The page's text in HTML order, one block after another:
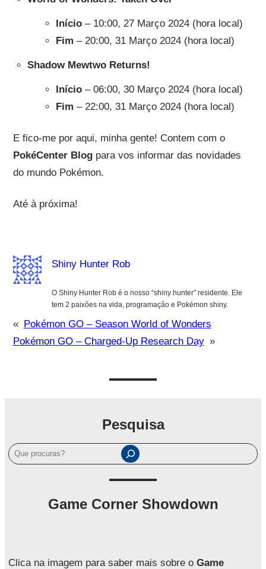
Início– 10:00, 27 Março 2024 (hora local)
Fim – 20:00, 31 Março 2024 (hora local)
Shadow Mewtwo Returns!
Início– 06:00, 30 Março 2024 (hora local)
Fim – 22:00, 31 Março 2024 (hora local)
E fico-me por aqui, minha gente! Contem com o
PokéCenter Blogpara vos informar das novidades
do mundo Pokémon.
Até à próxima!
Shiny Hunter Rob
O Shiny Hunter Rob é o nosso “shiny hunter” residente. Ele
tem 2 paixões na vida, programação e Pokémon shiny.
« Pokémon GO – Season World of Wonders
Pokémon GO – Charged-Up Research Day »
Pesquisa
P
e
a
Game Corner Showdown
Clica na imagem para saber mais sobre o Game